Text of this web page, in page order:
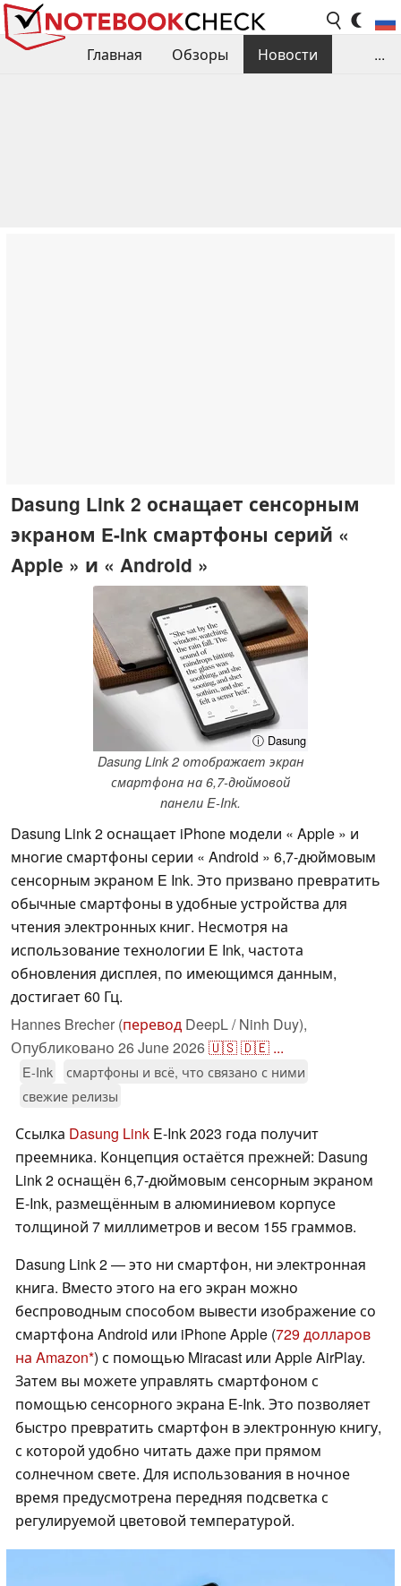
Главная Обзоры
Новости
...
Dasung Link 2 оснащает сенсорным
экраном E-Ink смартфоны серий «
Apple » и « Android »
ⓘ Dasung
Dasung Link 2 отображает экран
смартфона на 6,7-дюймовой
панели E-Ink.
Dasung Link 2 оснащает iPhone модели « Apple » и
многие смартфоны серии « Android » 6,7-дюймовым
сенсорным экраном E Ink. Это призвано превратить
обычные смартфоны в удобные устройства для
чтения электронных книг. Несмотря на
использование технологии E Ink, частота
обновления дисплея, по имеющимся данным,
достигает 60 Гц.
Hannes Brecher (перевод DeepL / Ninh Duy),
Опубликовано 26 June 2026🇺🇸🇩🇪 ...
E-Ink
смартфоны и всё, что связано с ними
свежие релизы
Ссылка Dasung Link E-Ink 2023 года получит
преемника. Концепция остаётся прежней: Dasung
Link 2 оснащён 6,7-дюймовым сенсорным экраном
E-Ink, размещённым в алюминиевом корпусе
толщиной 7 миллиметров и весом 155 граммов.
Dasung Link 2 — это ни смартфон, ни электронная
книга. Вместо этого на его экран можно
беспроводным способом вывести изображение со
смартфона Android или iPhone Apple (729 долларов
на Amazon ) с помощью Miracast или Apple AirPlay.
Затем вы можете управлять смартфоном с
помощью сенсорного экрана E-Ink. Это позволяет
быстро превратить смартфон в электронную книгу,
с которой удобно читать даже при прямом
солнечном свете. Для использования в ночное
время предусмотрена передняя подсветка с
регулируемой цветовой температурой.